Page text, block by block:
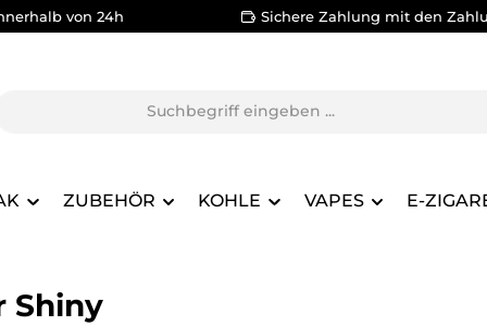
von 24h Sichere Zahlung mit den
ZUBEHÖR KOHLE VAPES E-
Shiny